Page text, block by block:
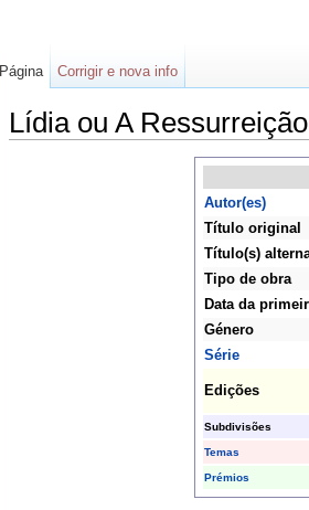
Lídia ou A Ressurreição
Autor(es)
Título original
Título(s)
Tipo de obra
Data da
Género
Série
Edições
Subdivisões
Temas
Prémios
Página Corrigir e nova info